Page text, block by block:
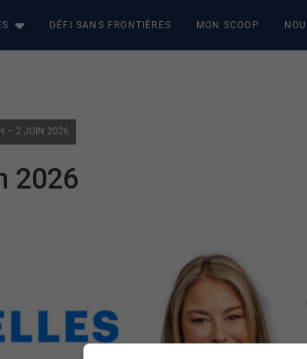
DÉFI SANS FRONTIÈRES MON SCOOP
– 2 JUIN 2026
2026